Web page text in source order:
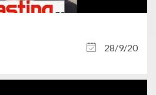
28/9/20